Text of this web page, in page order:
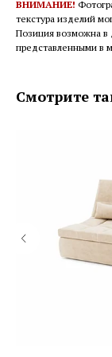
ВНИМАНИЕ!
текстура изделий
Позиция возможна в
представленными в
Смотрите